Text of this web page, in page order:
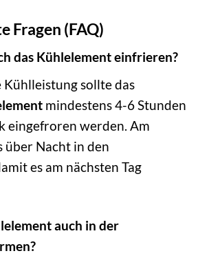
Fragen (FAQ)
das Kühlelement einfrieren?
Kühlleistung sollte das
mindestens 4-6 Stunden
eingefroren werden. Am
über Nacht in den
es am nächsten Tag
auch in der